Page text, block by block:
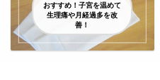
おすすめ！子宮を温めて
生理痛や月経過多を改
善！